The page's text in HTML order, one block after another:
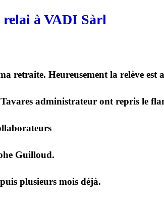
à VADI Sàrl
retraite. Heureusement la relève est
administrateur ont repris le
Guilloud.
plusieurs mois déjà.